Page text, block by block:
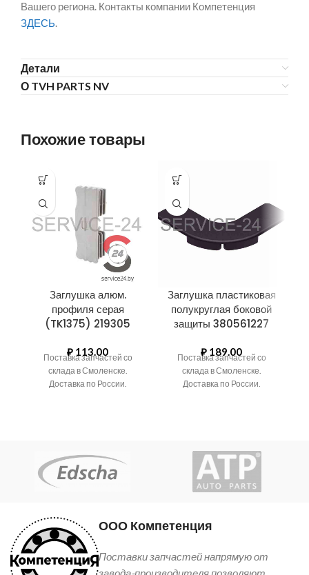
Вашего региона. Контакты компании Компетенция
ЗДЕСЬ.
Детали
О TVH PARTS NV
Похожие товары
Заглушка алюм.
профиля серая
(TK1375) 219305
₽ 113.00
Поставка запчастей со
склада в Смоленске.
Доставка по России.
Заглушка пластиковая
полукруглая боковой
защиты 380561227
₽ 189.00
Поставка запчастей со
склада в Смоленске.
Доставка по России.
ООО Компетенция
Поставки запчастей напрямую от